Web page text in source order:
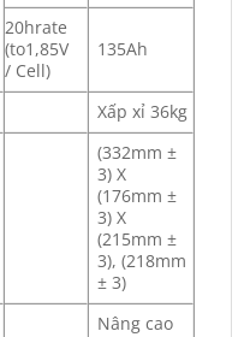
20hrate
(to1,85V
/ Cell)
135Ah
Xấp xỉ 36kg
(332mm ±
3) X
(176mm ±
3) X
(215mm ±
3), (218mm
± 3)
Nâng cao